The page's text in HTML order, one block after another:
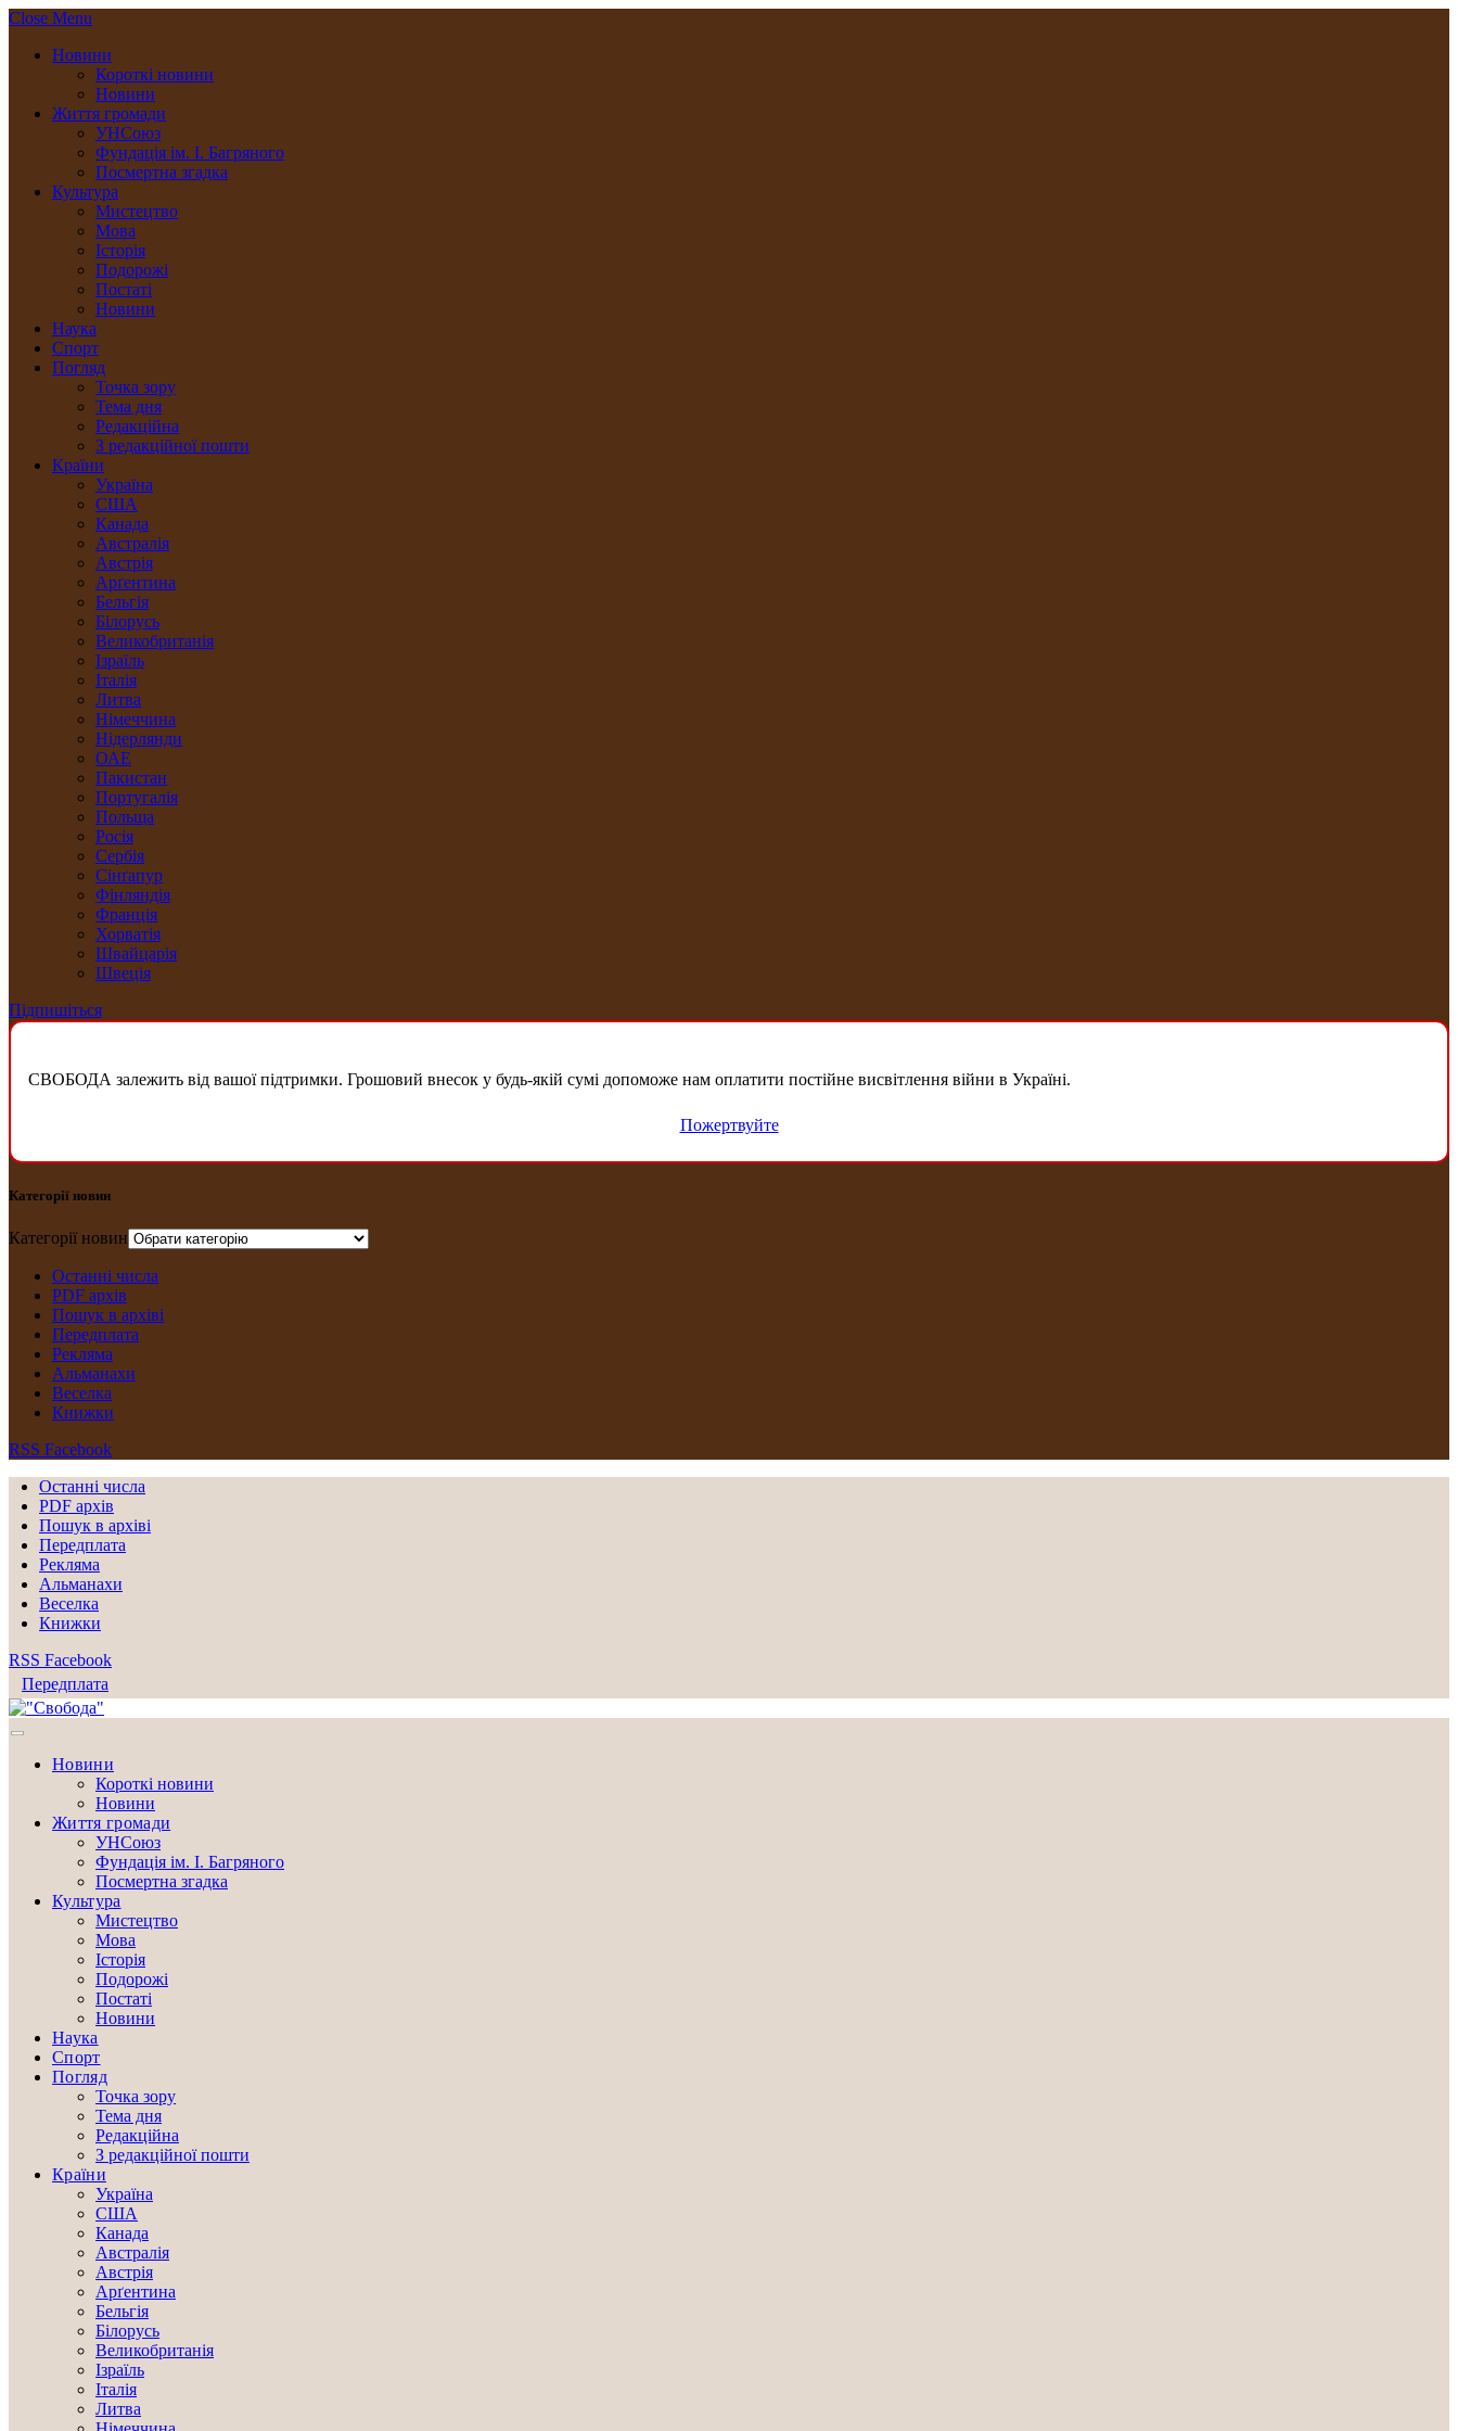
Close Menu
Новини
Короткі новини
Новини
Життя громади
УНСоюз
Фундація ім. І. Багряного
Посмертна згадка
Культура
Мистецтво
Мова
Історія
Подорожі
Постаті
Новини
Наука
Спорт
Погляд
Точка зору
Тема дня
Редакційна
З редакційної пошти
Країни
Україна
США
Канада
Австралія
Австрія
Арґентина
Бельгія
Білорусь
Великобританія
Ізраїль
Італія
Литва
Німеччина
Нідерлянди
ОАЕ
Пакистан
Португалія
Польща
Росія
Сербія
Сінґапур
Фінляндія
Франція
Хорватія
Швайцарія
Швеція
Підпишіться
СВОБОДА залежить від вашої підтримки. Грошовий внесок у будь-якій сумі допоможе нам оплатити постійне висвітлення війни в Україні.
Пожертвуйте
Категорії новин
Категорії новин
Останні числа
PDF архів
Пошук в архіві
Передплата
Рекляма
Альманахи
Веселка
Книжки
RSS Facebook
Останні числа
PDF архів
Пошук в архіві
Передплата
Рекляма
Альманахи
Веселка
Книжки
RSS Facebook
Передплата
Новини
Короткі новини
Новини
Життя громади
УНСоюз
Фундація ім. І. Багряного
Посмертна згадка
Культура
Мистецтво
Мова
Історія
Подорожі
Постаті
Новини
Наука
Спорт
Погляд
Точка зору
Тема дня
Редакційна
З редакційної пошти
Країни
Україна
США
Канада
Австралія
Австрія
Арґентина
Бельгія
Білорусь
Великобританія
Ізраїль
Італія
Литва